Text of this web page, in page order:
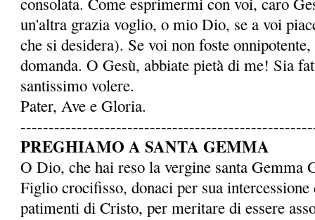
un'altra grazia voglio, o mio Dio, se a voi
che si desidera). Se voi non foste
domanda. O Gesù, abbiate pietà di me! Sia
santissimo volere.
Pater, Ave e Gloria.
PREGHIAMO A SANTA GEMMA
O Dio, che hai reso la ver­gine santa Gemma
Figlio crocifisso, donaci per sua
patimenti di Cristo, per meritare di essere